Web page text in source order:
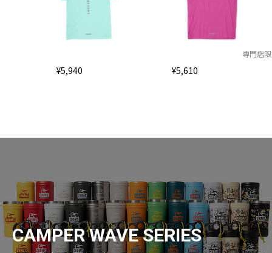
¥5,940 ¥5,610
専門店
CAMPER WAVE SERIES